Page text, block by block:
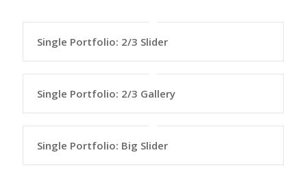
Single Portfolio: 2/3 Slider
Single Portfolio: 2/3 Gallery
Single Portfolio: Big Slider